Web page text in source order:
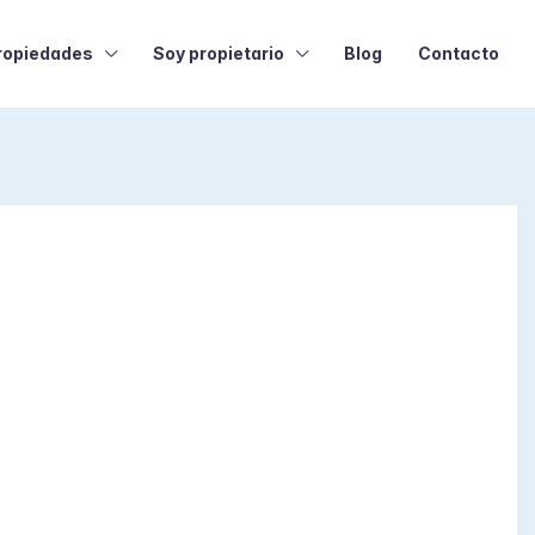
Soy propietario Blog Contacto